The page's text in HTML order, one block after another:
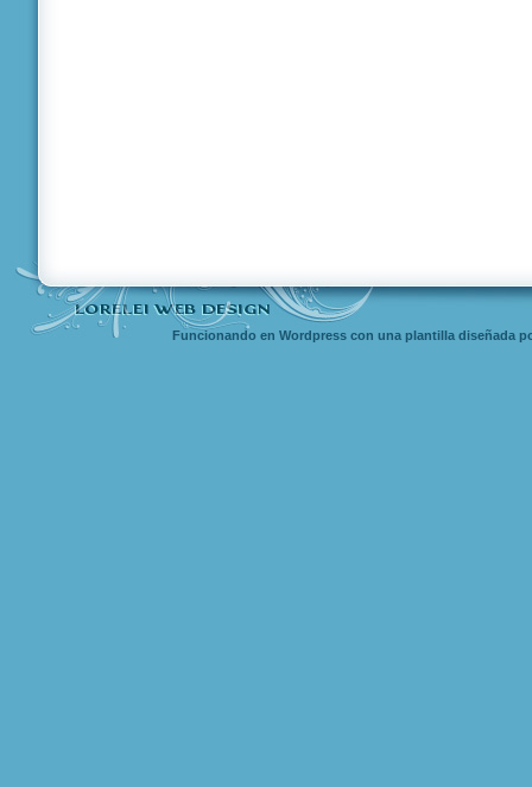
Funcionando en Wordpress con una plantilla diseñada